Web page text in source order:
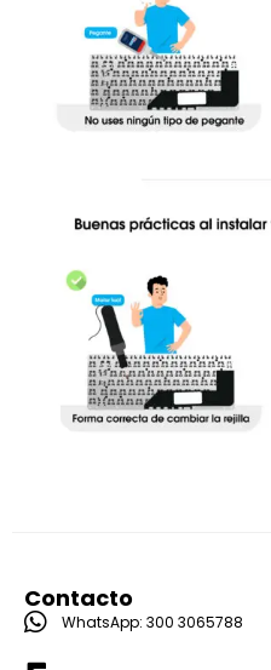
Contacto
WhatsApp: 300 3065788